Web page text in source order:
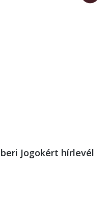
Jogokért hírlevél